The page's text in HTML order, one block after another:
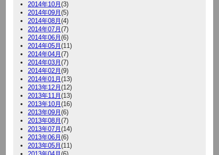
2014年10月 (3)
2014年09月 (5)
2014年08月 (4)
2014年07月 (7)
2014年06月 (6)
2014年05月 (11)
2014年04月 (7)
2014年03月 (7)
2014年02月 (9)
2014年01月 (13)
2013年12月 (12)
2013年11月 (13)
2013年10月 (16)
2013年09月 (6)
2013年08月 (7)
2013年07月 (14)
2013年06月 (6)
2013年05月 (11)